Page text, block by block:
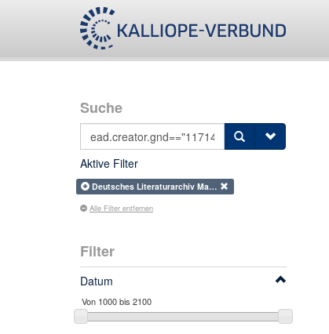
Suche
Aktive Filter
Deutsches Literaturarchiv Ma…
Alle Filter entfernen
Filter
Datum